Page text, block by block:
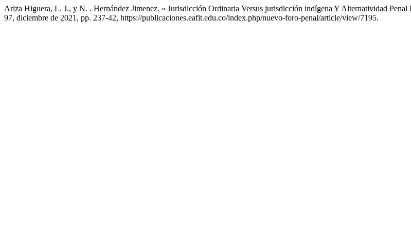
Ariza Higuera, L. J., y N. . Hernández Jimenez. « Jurisdicción Ordinaria Versus jurisdicción indígena Y Alternatividad
97, diciembre de 2021, pp. 237-42, https://publicaciones.eafit.edu.co/index.php/nuevo-foro-penal/article/view/7195.